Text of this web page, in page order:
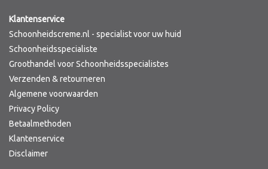
Pascaud
Fusion Meso
PCA SKINCARE
Ekseption Skincare
Blog
Klantenservice
Schoonheidscreme.nl - specialist voor uw huid
Schoonheidsspecialiste
Groothandel voor Schoonheidsspecialistes
Verzenden & retourneren
Algemene voorwaarden
Privacy Policy
Betaalmethoden
Klantenservice
Disclaimer